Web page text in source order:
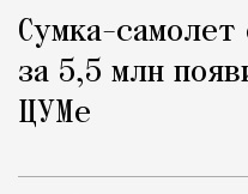
Сумка-
за 5,5 млн
ЦУМе